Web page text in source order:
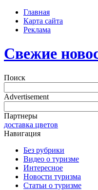
Главная
Карта сайта
Реклама
Свежие
Поиск
Advertisement
Партнеры
доставка цветов
Навигация
Без рубрики
Видео о туризме
Интересное
Новости туризма
Статьи о туризме